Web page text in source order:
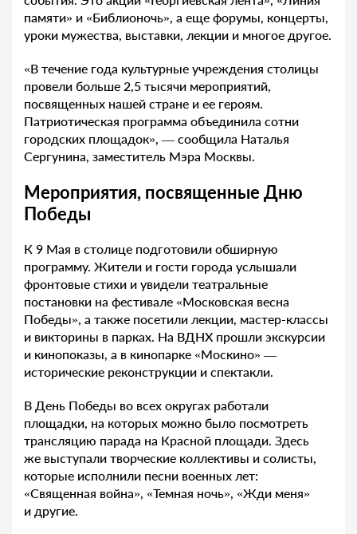
памяти» и «Библионочь», а еще форумы, концерты,
уроки мужества, выставки, лекции и многое другое.
«В течение года культурные учреждения столицы
провели больше 2,5 тысячи мероприятий,
посвященных нашей стране и ее героям.
Патриотическая программа объединила сотни
городских площадок», — сообщила Наталья
Сергунина, заместитель Мэра Москвы.
Мероприятия, посвященные Дню
Победы
К 9 Мая в столице подготовили обширную
программу. Жители и гости города услышали
фронтовые стихи и увидели театральные
постановки на фестивале «Московская весна
Победы», а также посетили лекции, мастер-классы
и викторины в парках. На ВДНХ прошли экскурсии
и кинопоказы, а в кинопарке «Москино» —
исторические реконструкции и спектакли.
В День Победы во всех округах работали
площадки, на которых можно было посмотреть
трансляцию парада на Красной площади. Здесь
же выступали творческие коллективы и солисты,
которые исполнили песни военных лет:
«Священная война», «Темная ночь», «Жди меня»
и другие.